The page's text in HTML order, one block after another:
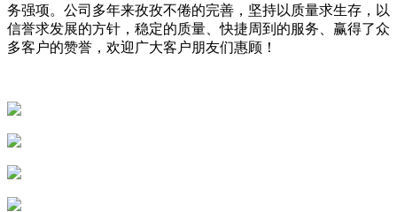
务强项。公司多年来孜孜不倦的完善，坚持以质量求生存，以
信誉求发展的方针，稳定的质量、快捷周到的服务、赢得了众
多客户的赞誉，欢迎广大客户朋友们惠顾！